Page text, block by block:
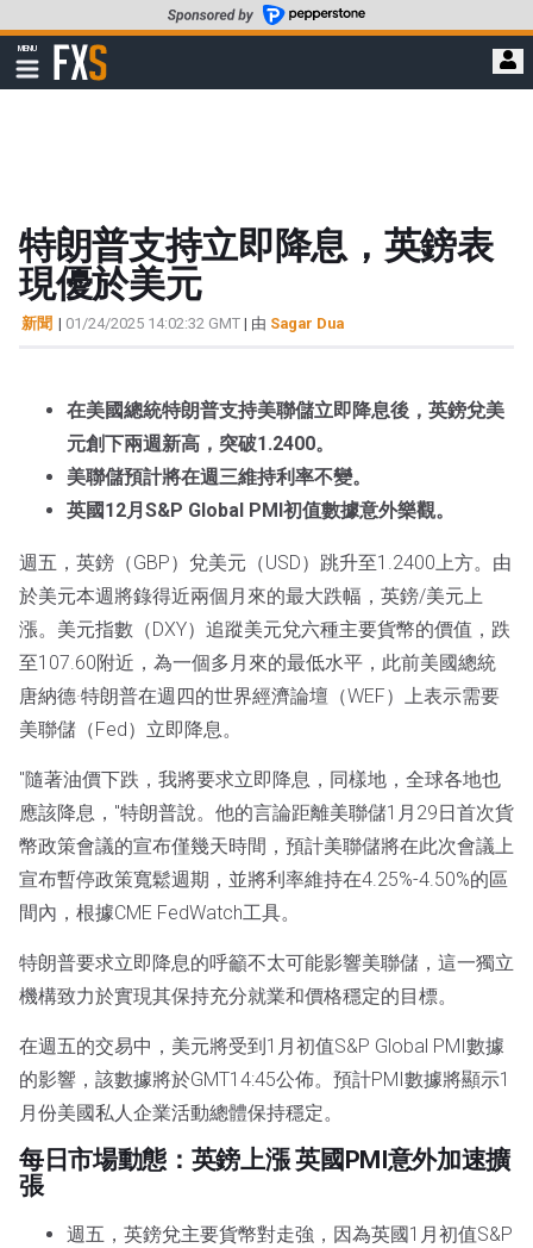
至
要
MENU
顯
示
FXStreet
特朗普支持立即降息，英鎊表
現優於美元
新聞 | 01/24/2025 14:02:32 GMT | 由 Sagar Dua
在美國總統特朗普支持美聯儲立即降息後，英鎊兌美
元創下兩週新高，突破1.2400。
美聯儲預計將在週三維持利率不變。
英國12月S&P Global PMI初值數據意外樂觀。
週五，英鎊（GBP）兌美元（USD）跳升至1.2400上方。由
於美元本週將錄得近兩個月來的最大跌幅，英鎊/美元上
漲。美元指數（DXY）追蹤美元兌六種主要貨幣的價值，跌
至107.60附近，為一個多月來的最低水平，此前美國總統
唐納德·特朗普在週四的世界經濟論壇（WEF）上表示需要
美聯儲（Fed）立即降息。
"隨著油價下跌，我將要求立即降息，同樣地，全球各地也
應該降息，"特朗普說。他的言論距離美聯儲1月29日首次貨
幣政策會議的宣布僅幾天時間，預計美聯儲將在此次會議上
宣布暫停政策寬鬆週期，並將利率維持在4.25%-4.50%的區
間內，根據CME FedWatch工具。
特朗普要求立即降息的呼籲不太可能影響美聯儲，這一獨立
機構致力於實現其保持充分就業和價格穩定的目標。
在週五的交易中，美元將受到1月初值S&P Global PMI數據
的影響，該數據將於GMT14:45公佈。預計PMI數據將顯示1
月份美國私人企業活動總體保持穩定。
每日市場動態：英鎊上漲 英國PMI意外加速擴
張
週五，英鎊兌主要貨幣對走強，因為英國1月初值S&P